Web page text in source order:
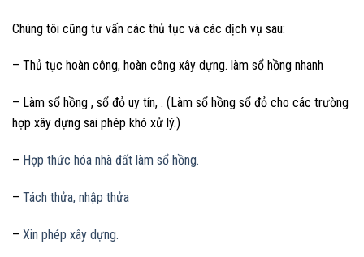
Chúng tôi cũng tư vấn các thủ tục và các dịch vụ sau:
– Thủ tục hoàn công, hoàn công xây dựng. làm sổ hồng nhanh
– Làm sổ hồng , sổ đỏ uy tín, . (Làm sổ hồng sổ đỏ cho các trường
hợp xây dựng sai phép khó xử lý.)
– Hợp thức hóa nhà đất làm sổ hồng.
– Tách thửa, nhập thửa
– Xin phép xây dựng.